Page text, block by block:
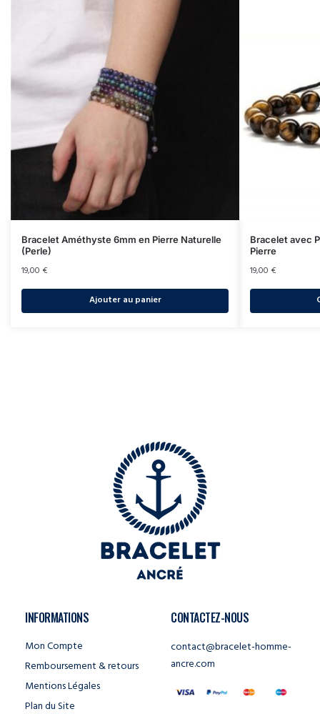
Bracelet Améthyste 6mm en Pierre Naturelle
(Perle)
19,00 €
Ajouter au panier
Bracelet avec
Pierre
19,00 €
INFORMATIONS
Mon Compte
Remboursement & retours
Mentions Légales
Plan du Site
CONTACTEZ-NOUS
contact@bracelet-homme-
ancre.com